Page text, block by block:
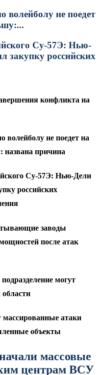
волейболу не поедет
Су-57Э: Нью-
закупку российских
конфликта на
волейболу не поедет на
причина
Су-57Э: Нью-Дели
российских
заводы
после атак
могут
массированные атаки
объекты
массовые
центрам ВСУ